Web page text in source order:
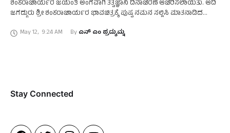
ಶಂಕರಾಚಾರ್ಯರ ಜಯಂತಿ ಅಂಗವಾಗಿ ತತ್ವಜ್ಞಾನಿ ದಿನಾಚರಣೆ ಆಚರಿಸಲಾಯಿತು. ಆದಿ
ಜಗದ್ಗುರು ಶ್ರೀ ಶಂಕರಾಚಾರ್ಯರ ಭಾವಚಿತ್ರಕ್ಕೆ ಪುಷ್ಪ ನಮನ ಸಲ್ಲಿಸಿ ಮಾತನಾಡಿದ
May 12, 9:24 AM By ಎನ್‌ ಎಂ ಪ್ರದ್ಯುಮ್ನ
Stay Connected​